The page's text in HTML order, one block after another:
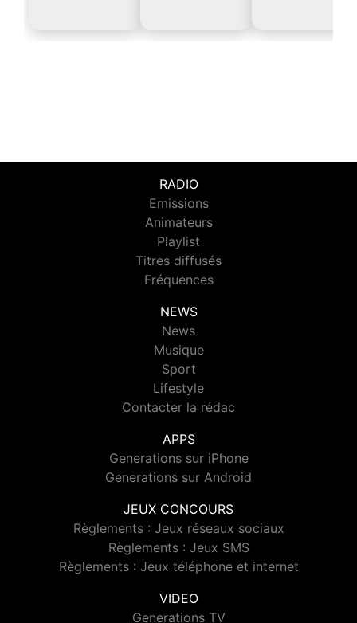
RADIO
Emissions
Animateurs
Playlist
Titres diffusés
Fréquences
NEWS
News
Musique
Sport
Lifestyle
Contacter la rédac
APPS
Generations sur iPhone
Generations sur Android
JEUX CONCOURS
Règlements : Jeux réseaux sociaux
Règlements : Jeux SMS
Règlements : Jeux téléphone et internet
VIDEO
Generations TV